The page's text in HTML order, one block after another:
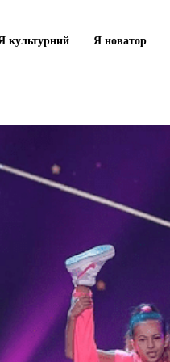
культурний Я новатор